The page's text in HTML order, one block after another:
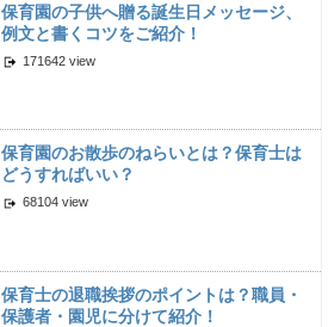
保育園の子供へ贈る誕生日メッセージ、
例文と書くコツをご紹介！
171642 view
保育園のお散歩のねらいとは？保育士は
どうすればいい？
68104 view
保育士の退職挨拶のポイントは？職員・
保護者・園児に分けて紹介！